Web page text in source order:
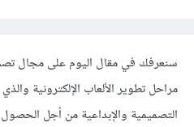
سنعرفك في مقال اليوم على مجال
مراحل تطوير الألعاب الإلكترونية
التصميمية والإبداعية من أجل